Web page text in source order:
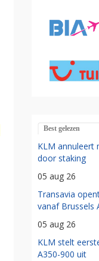
Best gelezen
KLM annuleert
door staking
05 aug 26
Transavia
vanaf Brussels
05 aug 26
KLM stelt
A350-900 uit